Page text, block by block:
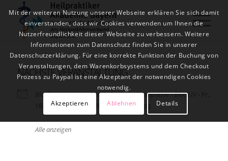
NÄCHSTE VERANSTALTUNG
Blockseminar: Uro-Gynäkologische Osteopathie - Block IV
18.09.2026 - So., 20.09.2026 - Ganztägig
Alle anzeigen
Mit der weiteren Nutzung unserer Webseite erklären Sie sich damit
einverstanden, dass wir Cookies verwenden um Ihnen die
Nutzerfreundlichkeit dieser Webseite zu verbessern. Weitere
Informationen zum Datenschutz finden Sie in unserer
Datenschutzerklärung. Für eine korrekte Funktion der Buchung von
Veranstaltungen, dem Warenkorbsystems und dem Checkout
Prozess zu Paypal ist eine Akzeptant der notwendigen Cookies
notwendig.
Akzeptieren
Ablehnen Details